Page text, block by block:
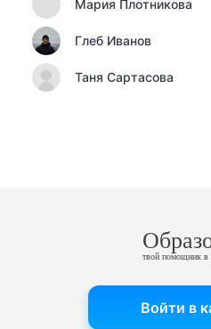
Мария Плотникова
Глеб Иванов
Таня Сартасова
твой помощник в
Войти в